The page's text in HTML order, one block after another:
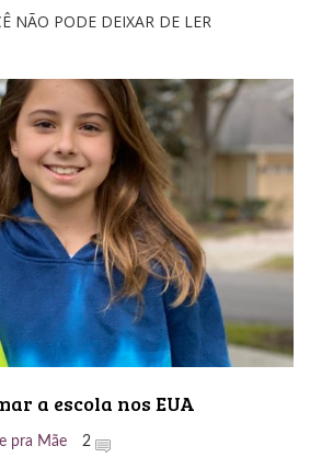
NÃO PODE DEIXAR DE LER
a escola nos EUA
pra Mãe 2